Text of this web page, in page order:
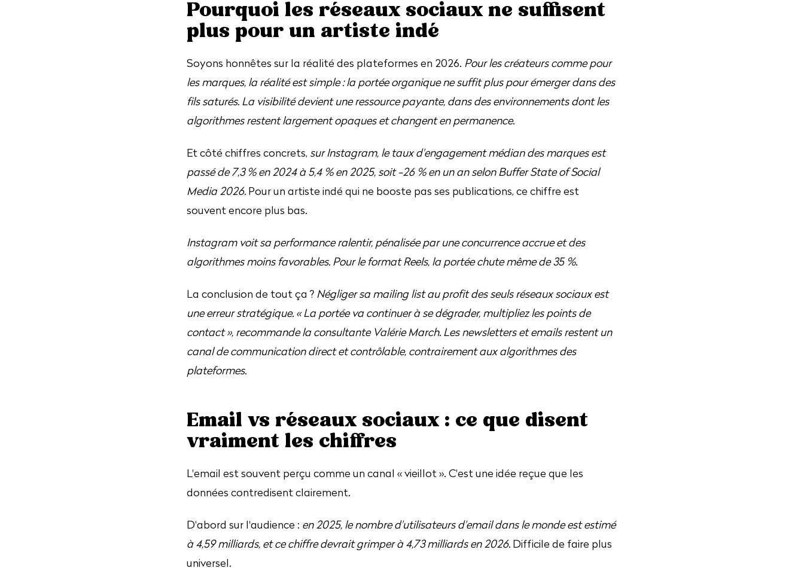
Pourquoi les réseaux sociaux ne suffisent
plus pour un artiste indé
Soyons honnêtes sur la réalité des plateformes en 2026. Pour les créateurs comme pour
les marques, la réalité est simple : la portée organique ne suffit plus pour émerger dans des
fils saturés. La visibilité devient une ressource payante, dans des environnements dont les
algorithmes restent largement opaques et changent en permanence.
Et côté chiffres concrets, sur Instagram, le taux d'engagement médian des marques est
passé de 7,3 % en 2024 à 5,4 % en 2025, soit -26 % en un an selon Buffer State of Social
Media 2026. Pour un artiste indé qui ne booste pas ses publications, ce chiffre est
souvent encore plus bas.
Instagram voit sa performance ralentir, pénalisée par une concurrence accrue et des
algorithmes moins favorables. Pour le format Reels, la portée chute même de 35 %.
La conclusion de tout ça ? Négliger sa mailing list au profit des seuls réseaux sociaux est
une erreur stratégique. « La portée va continuer à se dégrader, multipliez les points de
contact », recommande la consultante Valérie March. Les newsletters et emails restent un
canal de communication direct et contrôlable, contrairement aux algorithmes des
plateformes.
Email vs réseaux sociaux : ce que disent
vraiment les chiffres
L'email est souvent perçu comme un canal « vieillot ». C'est une idée reçue que les
données contredisent clairement.
D'abord sur l'audience : en 2025, le nombre d'utilisateurs d'email dans le monde est estimé
à 4,59 milliards, et ce chiffre devrait grimper à 4,73 milliards en 2026. Difficile de faire plus
universel.